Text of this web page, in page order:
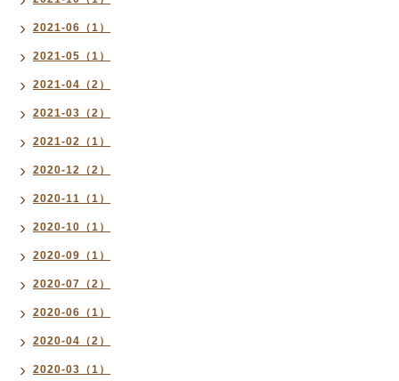
2021-06（1）
2021-05（1）
2021-04（2）
2021-03（2）
2021-02（1）
2020-12（2）
2020-11（1）
2020-10（1）
2020-09（1）
2020-07（2）
2020-06（1）
2020-04（2）
2020-03（1）